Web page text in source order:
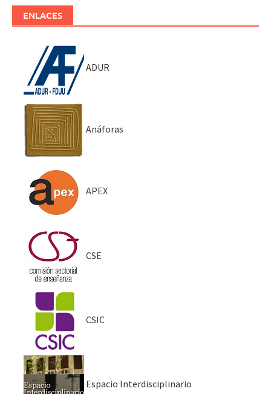
ENLACES
ADUR
Anáforas
APEX
CSE
CSIC
Espacio Interdisciplinario